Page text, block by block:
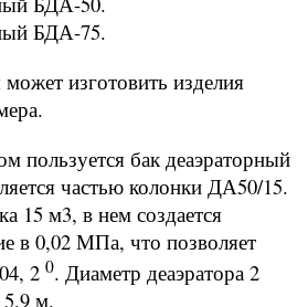
БДА-75.
изготовить изделия
пользуется бак деаэраторный
частью колонки ДА50/15.
15 м3, в нем создается
в 0,02 МПа, что позволяет
2 0. Диаметр деаэратора 2
м.